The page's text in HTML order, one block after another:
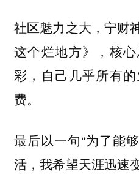
社区魅力之大，宁财
这个烂地方》，核
彩，自己几乎所有
费。
最后以一句“为了能
活，我希望天涯迅速